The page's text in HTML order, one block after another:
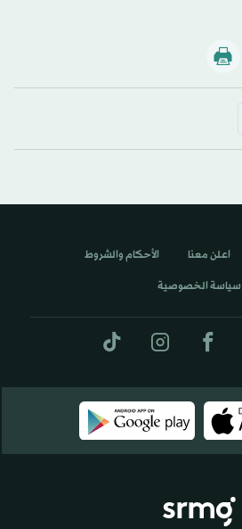
اعلن معنا الأحكام والشروط
سياسة الخصوصية